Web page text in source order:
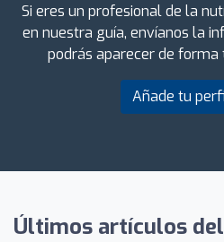
Si eres un profesional de la
en nuestra guía, envíanos la
podrás aparecer de
Añade tu
Últimos artículos